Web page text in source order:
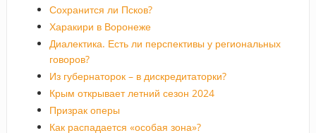
Сохранится ли Псков?
Харакири в Воронеже
Диалектика. Есть ли перспективы у региональных
говоров?
Из губернаторок – в дискредитаторки?
Крым открывает летний сезон 2024
Призрак оперы
Как распадается «особая зона»?